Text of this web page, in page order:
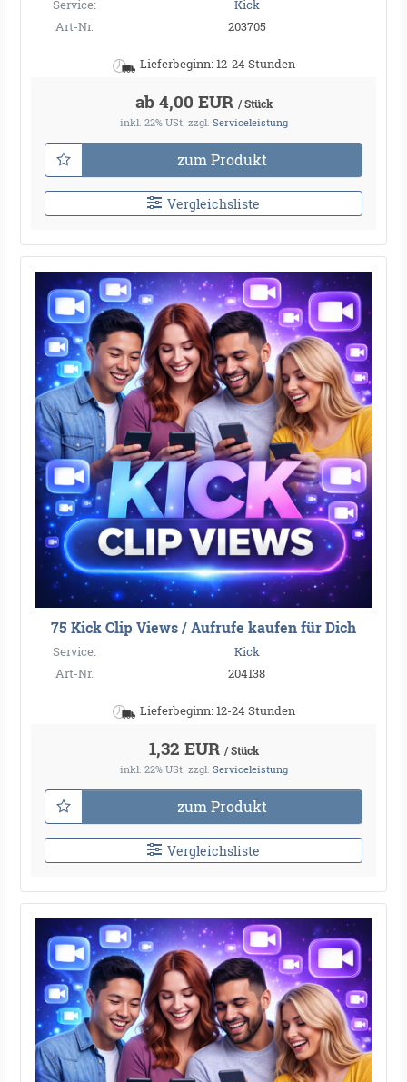
Service:
Kick
Art-Nr.
203705
Lieferbeginn: 12-24 Stunden
ab 4,00 EUR / Stück
inkl. 22% USt. zzgl. Serviceleistung
zum Produkt
Vergleichsliste
75 Kick Clip Views / Aufrufe kaufen für Dich
Service:
Kick
Art-Nr.
204138
Lieferbeginn: 12-24 Stunden
1,32 EUR / Stück
inkl. 22% USt. zzgl. Serviceleistung
zum Produkt
Vergleichsliste